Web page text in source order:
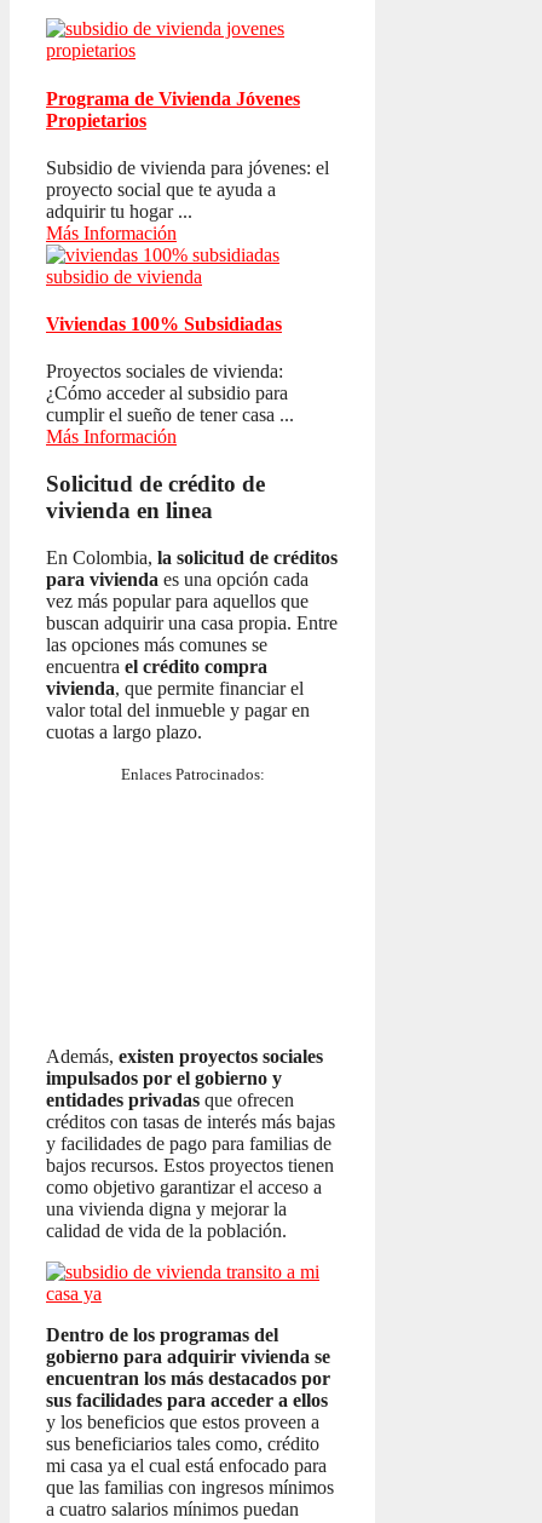
Programa de Vivienda Jóvenes
Propietarios
Subsidio de vivienda para jóvenes: el
proyecto social que te ayuda a
adquirir tu hogar ...
Más Información
Viviendas 100% Subsidiadas
Proyectos sociales de vivienda:
¿Cómo acceder al subsidio para
cumplir el sueño de tener casa ...
Más Información
Solicitud de crédito de
vivienda en linea
En Colombia, la solicitud de créditos
para vivienda es una opción cada
vez más popular para aquellos que
buscan adquirir una casa propia. Entre
las opciones más comunes se
encuentra el crédito compra
vivienda, que permite financiar el
valor total del inmueble y pagar en
cuotas a largo plazo.
Enlaces Patrocinados:
Además, existen proyectos sociales
impulsados por el gobierno y
entidades privadas que ofrecen
créditos con tasas de interés más bajas
y facilidades de pago para familias de
bajos recursos. Estos proyectos tienen
como objetivo garantizar el acceso a
una vivienda digna y mejorar la
calidad de vida de la población.
Dentro de los programas del
gobierno para adquirir vivienda se
encuentran los más destacados por
sus facilidades para acceder a ellos
y los beneficios que estos proveen a
sus beneficiarios tales como, crédito
mi casa ya el cual está enfocado para
que las familias con ingresos mínimos
a cuatro salarios mínimos puedan